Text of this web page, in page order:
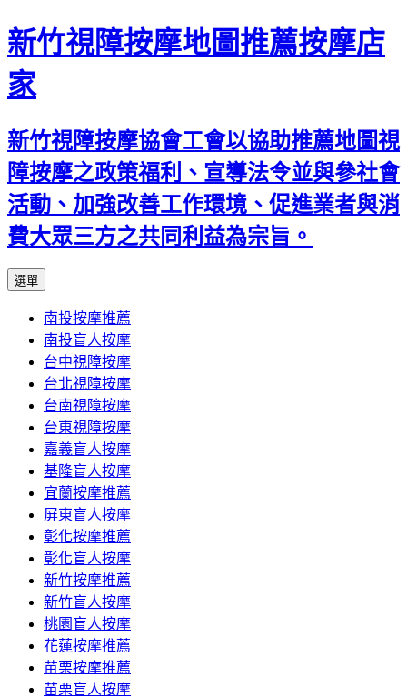
新竹視障按摩地圖推薦按摩店
家
新竹視障按摩協會工會以協助推薦地圖視
障按摩之政策福利、宣導法令並與參社會
活動、加強改善工作環境、促進業者與消
費大眾三方之共同利益為宗旨。
選單
內
容
區
南投按摩推薦
南投盲人按摩
台中視障按摩
台北視障按摩
台南視障按摩
台東視障按摩
嘉義盲人按摩
基隆盲人按摩
宜蘭按摩推薦
屏東盲人按摩
彰化按摩推薦
彰化盲人按摩
新竹按摩推薦
新竹盲人按摩
桃園盲人按摩
花蓮按摩推薦
苗栗按摩推薦
苗栗盲人按摩